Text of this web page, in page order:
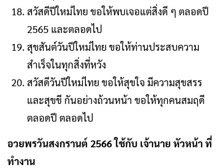
สวัสดีปีใหม่ไทย ขอให้พบเจอแต่สิ่งดี ๆ ตลอดปี
2565 และตลอดไป
สุขสันต์วันปีใหม่ไทย ขอให้ท่านประสบความ
สำเร็จในทุกสิ่งที่หวัง
สวัสดีวันปีใหม่ไทย ขอให้สุขใจ มีความสุขสรร
และสุขขี กันอย่างถ้วนหน้า ขอให้ทุกคนสมฤดี
ตลอดปี ตลอดไป
อวยพรวันสงกรานต์ 2566 ใช้กับ เจ้านาย หัวหน้า ที่
ทำงาน